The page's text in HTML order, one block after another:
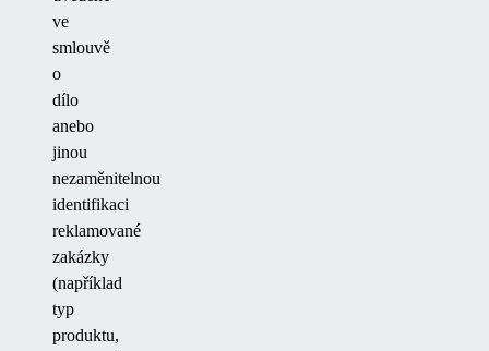
ve
smlouvě
o
dílo
anebo
jinou
nezaměnitelnou
identifikaci
reklamované
zakázky
(například
typ
produktu,